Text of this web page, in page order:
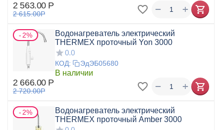
2 563.00 Р
2 615.00Р +
−
2%
Водонагреватель электрический
THERMEX проточный Yon 3000
0.0
КОД: ЭдЭБ05680
В наличии
2 666.00 Р
2 720.00Р +
−
2%
Водонагреватель электрический
THERMEX проточный Amber 3000